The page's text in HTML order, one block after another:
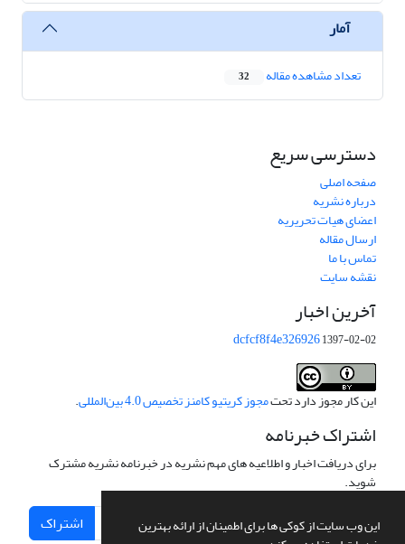
این وب سایت از کوکی ها برای اطمینان از ارائه بهترین
آمار
تعداد مشاهده مقاله 32
دسترسی سریع
صفحه اصلی
درباره نشریه
اعضای هیات تحریریه
ارسال مقاله
تماس با ما
نقشه سایت
آخرین اخبار
dcfcf8f4e3269261397-02-02
این کار مجوز دارد تحتمجوز کریتیو کامنز تخصیص 4.0 بین‌المللی .
اشتراک خبرنامه
برای دریافت اخبار و اطلاعیه های مهم نشریه در خبرنامه نشریه مشترک
شوید.
اشتراک